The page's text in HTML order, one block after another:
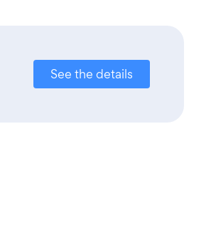
See the details